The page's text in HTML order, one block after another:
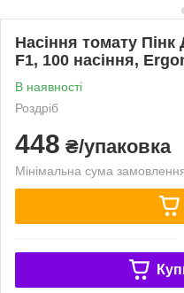
Насіння томату
F1, 100 насіння,
В наявності
Роздріб
448 ₴/упаковка
Мінімальна сума